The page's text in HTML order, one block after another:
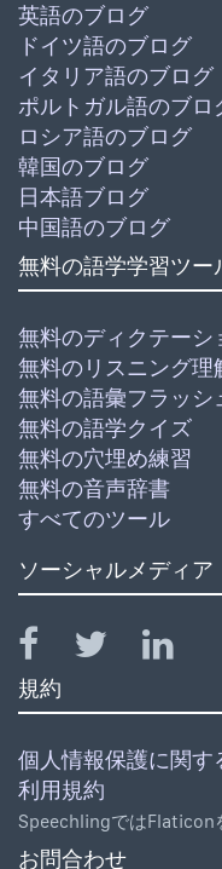
英語のブログ
ドイツ語のブログ
イタリア語のブログ
ポルトガル語のブロ
ロシア語のブログ
韓国のブログ
日本語ブログ
中国語のブログ
無料の語学学習ツー
無料のディクテーシ
無料のリスニング理
無料の語彙フラッシ
無料の語学クイズ
無料の穴埋め練習
無料の音声辞書
すべてのツール
ソーシャルメディア
規約
個人情報保護に関す
利用規約
SpeechlingではFlaticon
お問合わせ